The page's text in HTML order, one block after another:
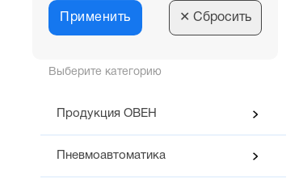
Выберите категорию
Продукция ОВЕН
Пневмоавтоматика
Применить ✕ Сбросить